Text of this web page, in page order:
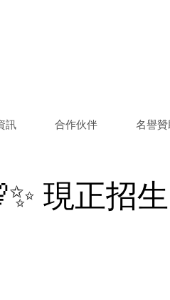
訊 合作伙伴 名譽贊
現正招